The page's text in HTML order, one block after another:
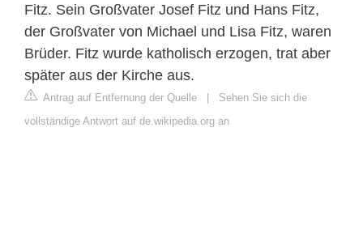
Fitz. Sein Großvater Josef Fitz und Hans Fitz,
der Großvater von Michael und Lisa Fitz, waren
Brüder. Fitz wurde katholisch erzogen, trat aber
später aus der Kirche aus.
Antrag auf Entfernung der Quelle | Sehen Sie sich die
vollständige Antwort auf de.wikipedia.org an